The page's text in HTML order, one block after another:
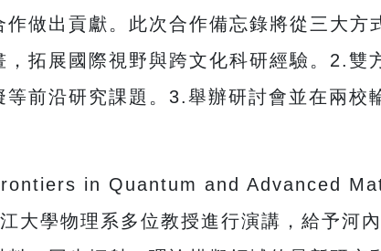
做出貢獻。此次合作備忘錄將從三大方
拓展國際視野與跨文化科研經驗。2.雙
前沿研究課題。3.舉辦研討會並在兩校
in Quantum and Advanced
大學物理系多位教授進行演講，給予河